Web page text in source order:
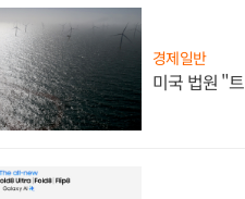
경제일반
미국 법원 "